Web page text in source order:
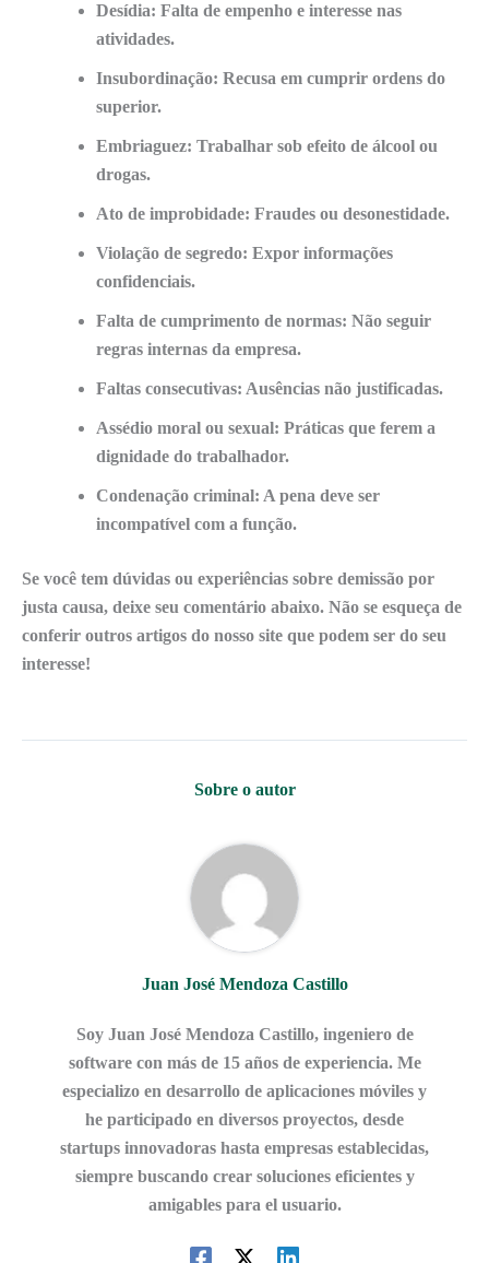
Desídia: Falta de empenho e interesse nas
atividades.
Insubordinação: Recusa em cumprir ordens do
superior.
Embriaguez: Trabalhar sob efeito de álcool ou
drogas.
Ato de improbidade: Fraudes ou desonestidade.
Violação de segredo: Expor informações
confidenciais.
Falta de cumprimento de normas: Não seguir
regras internas da empresa.
Faltas consecutivas: Ausências não justificadas.
Assédio moral ou sexual: Práticas que ferem a
dignidade do trabalhador.
Condenação criminal: A pena deve ser
incompatível com a função.
Se você tem dúvidas ou experiências sobre demissão por
justa causa, deixe seu comentário abaixo. Não se esqueça de
conferir outros artigos do nosso site que podem ser do seu
interesse!
Sobre o autor
Juan José Mendoza Castillo
Soy Juan José Mendoza Castillo, ingeniero de
software con más de 15 años de experiencia. Me
especializo en desarrollo de aplicaciones móviles y
he participado en diversos proyectos, desde
startups innovadoras hasta empresas establecidas,
siempre buscando crear soluciones eficientes y
amigables para el usuario.